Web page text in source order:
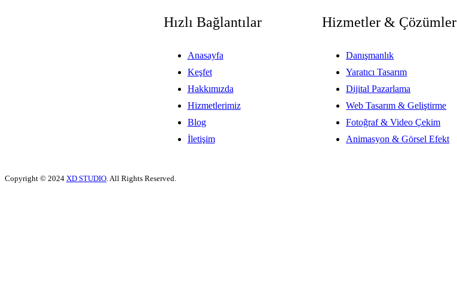
Hızlı Bağlantılar​
Anasayfa
Keşfet
Hakkımızda
Hizmetlerimiz
Blog
İletişim
Hizmetler & Çözümler
Danışmanlık
Yaratıcı Tasarım
Dijital Pazarlama
Web Tasarım & Geliştirme
Fotoğraf & Video Çekim
Animasyon & Görsel Efekt
Copyright © 2024 XD STUDIO. All Rights Reserved.